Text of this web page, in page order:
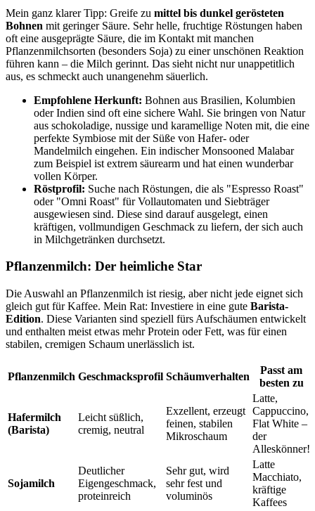
Mein ganz klarer Tipp: Greife zu mittel bis dunkel gerösteten
Bohnen mit geringer Säure. Sehr helle, fruchtige Röstungen haben
oft eine ausgeprägte Säure, die im Kontakt mit manchen
Pflanzenmilchsorten (besonders Soja) zu einer unschönen Reaktion
führen kann – die Milch gerinnt. Das sieht nicht nur unappetitlich
aus, es schmeckt auch unangenehm säuerlich.
Empfohlene Herkunft: Bohnen aus Brasilien, Kolumbien
oder Indien sind oft eine sichere Wahl. Sie bringen von Natur
aus schokoladige, nussige und karamellige Noten mit, die eine
perfekte Symbiose mit der Süße von Hafer- oder
Mandelmilch eingehen. Ein indischer Monsooned Malabar
zum Beispiel ist extrem säurearm und hat einen wunderbar
vollen Körper.
Röstprofil: Suche nach Röstungen, die als "Espresso Roast"
oder "Omni Roast" für Vollautomaten und Siebträger
ausgewiesen sind. Diese sind darauf ausgelegt, einen
kräftigen, vollmundigen Geschmack zu liefern, der sich auch
in Milchgetränken durchsetzt.
Pflanzenmilch: Der heimliche Star
Die Auswahl an Pflanzenmilch ist riesig, aber nicht jede eignet sich
gleich gut für Kaffee. Mein Rat: Investiere in eine gute Barista-
Edition. Diese Varianten sind speziell fürs Aufschäumen entwickelt
und enthalten meist etwas mehr Protein oder Fett, was für einen
stabilen, cremigen Schaum unerlässlich ist.
Pflanzenmilch Geschmacksprofil Schäumverhalten
Passt am
besten zu
Hafermilch
(Barista)
Leicht süßlich,
cremig, neutral
Exzellent, erzeugt
feinen, stabilen
Mikroschaum
Latte,
Cappuccino,
Flat White –
der
Alleskönner!
Sojamilch
Deutlicher
Eigengeschmack,
proteinreich
Sehr gut, wird
sehr fest und
voluminös
Latte
Macchiato,
kräftige
Kaffees